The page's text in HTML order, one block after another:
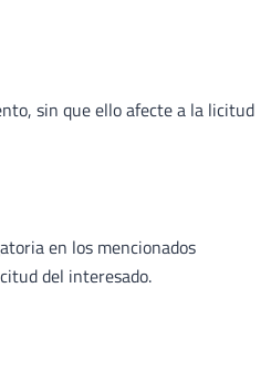
sin que ello afecte a la licitud
en los mencionados
del interesado.